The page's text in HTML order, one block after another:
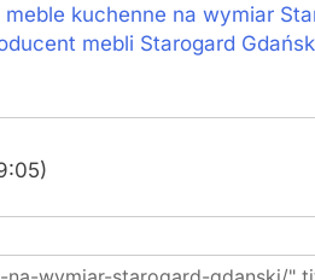
meble kuchenne na wymiar
mebli Starogard